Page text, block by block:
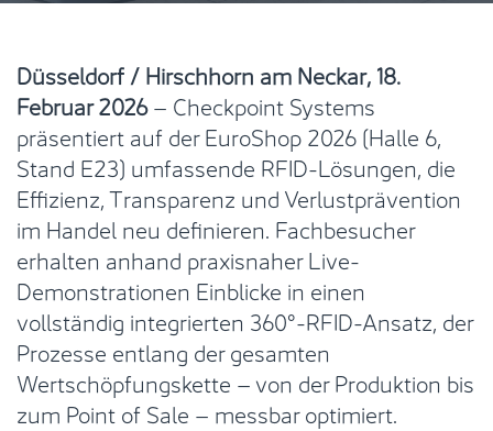
Düsseldorf / Hirschhorn am Neckar, 18.
Februar 2026– Checkpoint Systems
präsentiert auf der EuroShop 2026 (Halle 6,
Stand E23) umfassende RFID-Lösungen, die
Effizienz, Transparenz und Verlustprävention
im Handel neu definieren. Fachbesucher
erhalten anhand praxisnaher Live-
Demonstrationen Einblicke in einen
vollständig integrierten 360°-RFID-Ansatz, der
Prozesse entlang der gesamten
Wertschöpfungskette – von der Produktion bis
zum Point of Sale – messbar optimiert.